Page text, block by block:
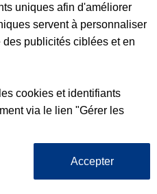
uniques afin d'améliorer
servent à personnaliser
des publicités ciblées et en
cookies et identifiants
via le lien "Gérer les
Accepter